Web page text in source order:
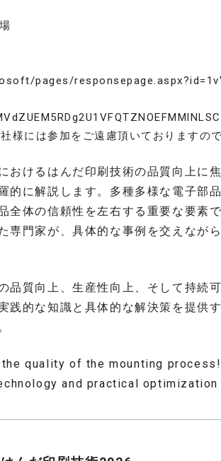
pages/
様には参加をご遠慮頂いておりますの
おけるはんだ印刷技術の品質向上に
的に解説します。多種多様な電子部
全体の信頼性を左右する重要な要素
専門家が、具体的な事例を交えなが
品質向上、生産性向上、そして持続
践的な知識と具体的な解決策を提供
quality of the mounting
and practical optimization